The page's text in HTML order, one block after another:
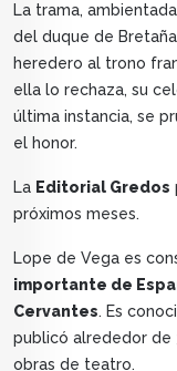
La trama,
del duque de
heredero al trono
ella lo rechaza, su
última instancia, se
el honor.
La Editorial Gredos
próximos meses.
Lope de Vega es
importante de
Cervantes. Es
publicó alrededor de
obras de teatro.